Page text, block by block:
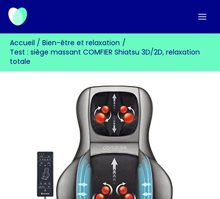
Aller
contenu
Accueil
Bien-être et relaxation
Test : siège massant COMFIER Shiatsu 3D/2D, relaxation
totale